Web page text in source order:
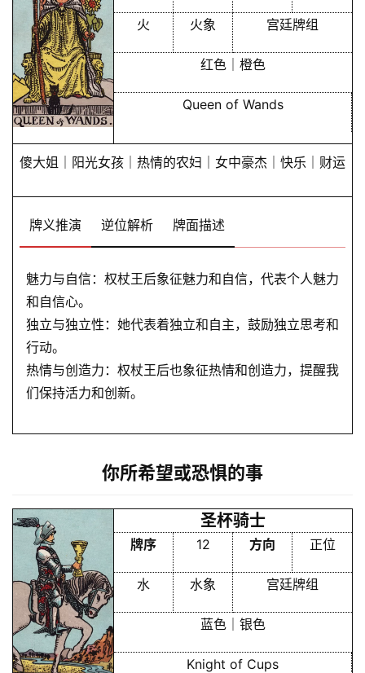
火 火象 宫廷牌组
红色｜橙色
Queen of Wands
傻大姐｜阳光女孩｜热情的农妇｜女中豪杰｜快乐｜财运
牌义推演 逆位解析 牌面描述
魅力与自信：权杖王后象征魅力和自信，代表个人魅力
和自信心。
独立与独立性：她代表着独立和自主，鼓励独立思考和
行动。
热情与创造力：权杖王后也象征热情和创造力，提醒我
们保持活力和创新。
你所希望或恐惧的事
圣杯骑士
牌序 12 方向 正位
水 水象 宫廷牌组
蓝色｜银色
Knight of Cups